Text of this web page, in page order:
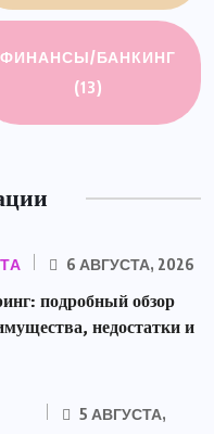
ФИНАНСЫ/БАНКИНГ
(13)
6 АВГУСТА, 2026
подробный обзор
недостатки и
5 АВГУСТА,